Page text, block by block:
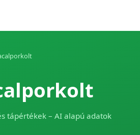
tápértékek – AI alapú adatok